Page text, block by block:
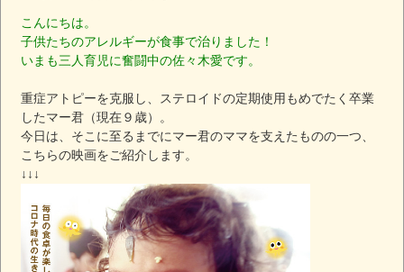
こんにちは。
子供たちのアレルギーが食事で治りました！
いまも三人育児に奮闘中の佐々木愛です。
重症アトピーを克服し、ステロイドの定期使用もめでたく卒業
したマー君（現在９歳）。
今日は、そこに至るまでにマー君のママを支えたものの一つ、
こちらの映画をご紹介します。
↓↓↓